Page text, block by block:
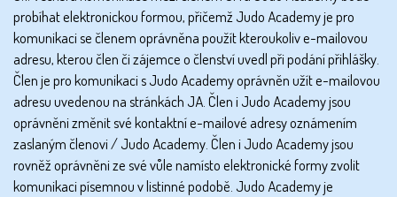
probíhat elektronickou formou, přičemž Judo Academy je pro
komunikaci se členem oprávněna použít kteroukoliv e-mailovou
adresu, kterou člen či zájemce o členství uvedl při podání přihlášky.
Člen je pro komunikaci s Judo Academy oprávněn užít e-mailovou
adresu uvedenou na stránkách JA. Člen i Judo Academy jsou
oprávněni změnit své kontaktní e-mailové adresy oznámením
zaslaným členovi / Judo Academy. Člen i Judo Academy jsou
rovněž oprávněni ze své vůle namísto elektronické formy zvolit
komunikaci písemnou v listinné podobě. Judo Academy je